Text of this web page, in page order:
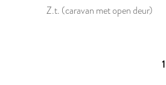
Z.t. (caravan met open deur)
1